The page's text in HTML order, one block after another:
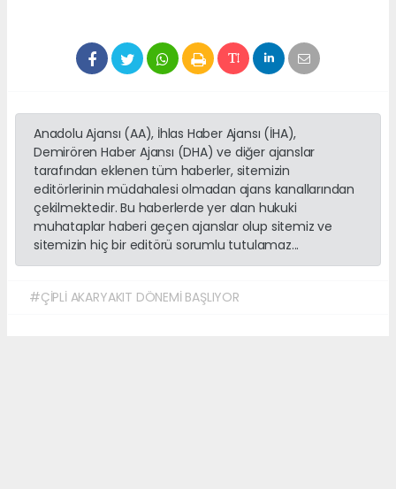
Anadolu Ajansı (AA), İhlas Haber Ajansı (İHA),
Demirören Haber Ajansı (DHA) ve diğer ajanslar
tarafından eklenen tüm haberler, sitemizin
editörlerinin müdahalesi olmadan ajans kanallarından
çekilmektedir. Bu haberlerde yer alan hukuki
muhataplar haberi geçen ajanslar olup sitemiz ve
sitemizin hiç bir editörü sorumlu tutulamaz...
#ÇİPLİ AKARYAKIT DÖNEMİ BAŞLIYOR